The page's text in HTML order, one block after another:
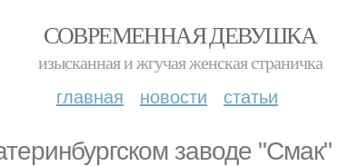
СОВРЕМЕННАЯ ДЕВУШКА
изысканная и жгучая женская страничка
главная новости статьи
заводе